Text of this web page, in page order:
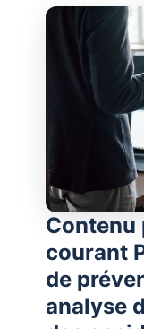
Contenu
courant
de
analyse